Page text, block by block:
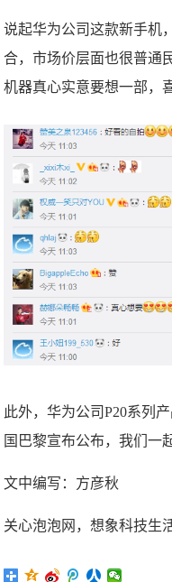
说起华为公司这款新手机
合，市场价层面也很普通
机器真心实意要想一部，
此外，华为公司P20系列
国巴黎宣布公布，我们一
文中编写：方彦秋
关心泡泡网，想象科技生